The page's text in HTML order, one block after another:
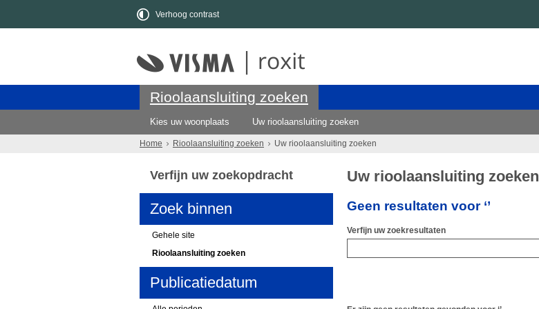
Verhoog contrast
Rioolaansluiting zoeken
Kies uw woonplaats Uw rioolaansluiting zoeken
Home Rioolaansluiting zoeken Uw rioolaansluiting zoeken
Uw rioolaansluiting zoeken
Geen resultaten voor ‘’
Verfijn uw zoekresultaten
Verfijn uw zoekopdracht
Zoek binnen
Gehele site
Rioolaansluiting zoeken
Publicatiedatum